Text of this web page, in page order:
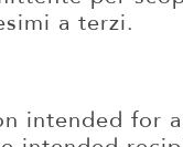
a terzi.
intended for a